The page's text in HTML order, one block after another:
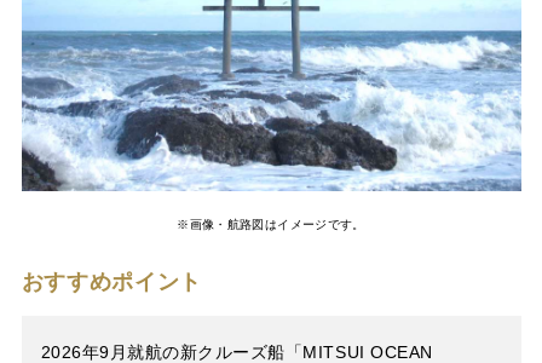
※画像・航路図はイメージです。
おすすめポイント
2026年9月就航の新クルーズ船「MITSUI OCEAN